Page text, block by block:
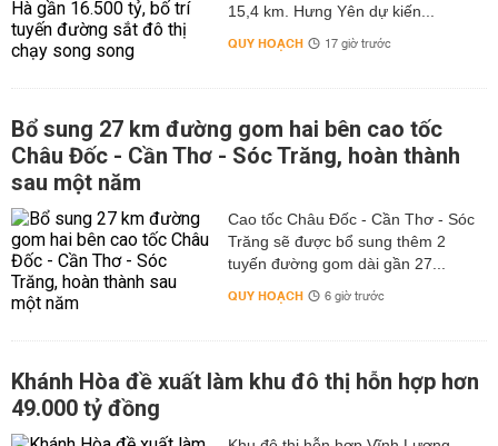
15,4 km. Hưng Yên dự kiến...
QUY HOẠCH 17 giờ trước
Bổ sung 27 km đường gom hai bên cao tốc
Châu Đốc - Cần Thơ - Sóc Trăng, hoàn thành
sau một năm
Cao tốc Châu Đốc - Cần Thơ - Sóc
Trăng sẽ được bổ sung thêm 2
tuyến đường gom dài gần 27...
QUY HOẠCH 6 giờ trước
Khánh Hòa đề xuất làm khu đô thị hỗn hợp hơn
49.000 tỷ đồng